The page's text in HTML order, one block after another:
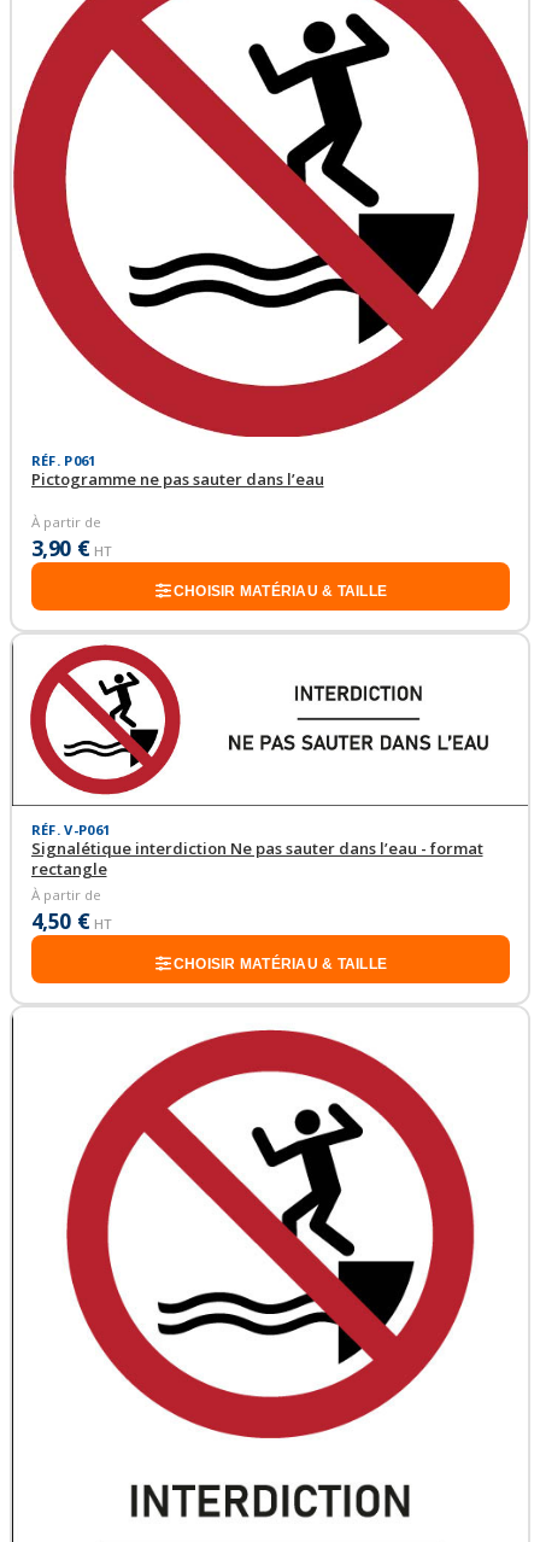
RÉF. P061
Pictogramme ne pas sauter dans l’eau
À partir de
3,90 € HT
CHOISIR MATÉRIAU & TAILLE
RÉF. V-P061
Signalétique interdiction Ne pas sauter dans l’eau - format
rectangle
À partir de
4,50 € HT
CHOISIR MATÉRIAU & TAILLE